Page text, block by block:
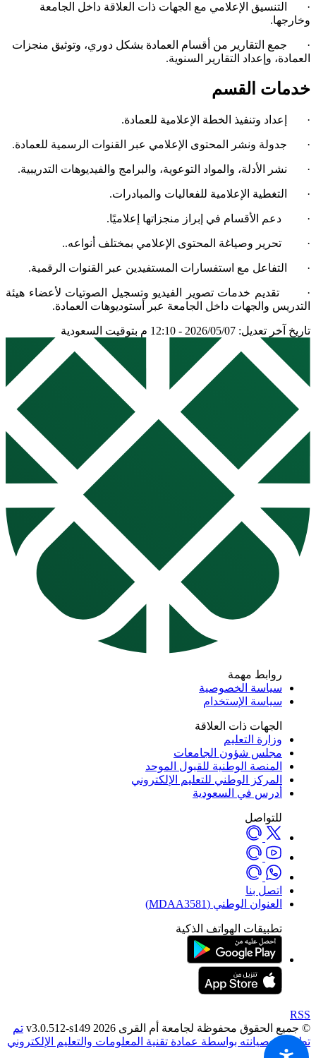
· التنسيق الإعلامي مع الجهات ذات العلاقة داخل الجامعة
وخارجها.
· جمع التقارير من أقسام العمادة بشكل دوري، وتوثيق منجزات
العمادة، وإعداد التقارير السنوية.
خدمات القسم
· إعداد وتنفيذ الخطة الإعلامية للعمادة.
· جدولة ونشر المحتوى الإعلامي عبر القنوات الرسمية للعمادة.
· نشر الأدلة، والمواد التوعوية، والبرامج والفيديوهات التدريبية.
· التغطية الإعلامية للفعاليات والمبادرات.
· دعم الأقسام في إبراز منجزاتها إعلاميًا.
· تحرير وصياغة المحتوى الإعلامي بمختلف أنواعه..
· التفاعل مع استفسارات المستفيدين عبر القنوات الرقمية.
· تقديم خدمات تصوير الفيديو وتسجيل الصوتيات لأعضاء هيئة
التدريس والجهات داخل الجامعة عبر أستوديوهات العمادة.
تاريخ آخر تعديل: 2026/05/07 - 12:10 م بتوقيت السعودية
روابط مهمة
سياسة الخصوصية
سياسة الإستخدام
الجهات ذات العلاقة
وزارة التعليم
مجلس شؤون الجامعات
المنصة الوطنية للقبول الموحد
المركز الوطني للتعليم الإلكتروني
أدرس في السعودية
للتواصل
اتصل بنا
العنوان الوطني (MDAA3581)
تطبيقات الهواتف الذكية
RSS
© جميع الحقوق محفوظة لجامعة أم القرى 2026 v3.0.512-s149
تم
تطويره وصيانته بواسطة عمادة تقنية المعلومات والتعليم الإلكتروني